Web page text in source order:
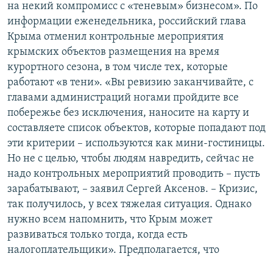
на некий компромисс с «теневым» бизнесом». По
информации еженедельника, российский глава
Крыма отменил контрольные мероприятия
крымских объектов размещения на время
курортного сезона, в том числе тех, которые
работают «в тени». «Вы ревизию заканчивайте, с
главами администраций ногами пройдите все
побережье без исключения, наносите на карту и
составляете список объектов, которые попадают под
эти критерии – используются как мини-гостиницы.
Но не с целью, чтобы людям навредить, сейчас не
надо контрольных мероприятий проводить – пусть
зарабатывают, – заявил Сергей Аксенов. – Кризис,
так получилось, у всех тяжелая ситуация. Однако
нужно всем напомнить, что Крым может
развиваться только тогда, когда есть
налогоплательщики». Предполагается, что